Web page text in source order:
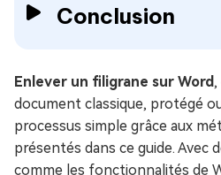
Conclusion
Enlever un filigrane sur Word,
document classique, protégé
processus simple grâce aux
présentés dans ce guide. Avec
comme les fonctionnalités de